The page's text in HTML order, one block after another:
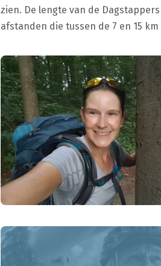
zien. De lengte van de
afstanden die tussen de 7 en 15